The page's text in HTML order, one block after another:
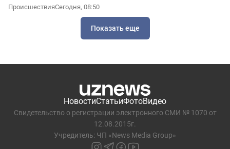
ПроисшествияСегодня, 08:50
Показать еще
НовостиСтатьиФотоВидео
Свидетельство о регистрации электронного СМИ № 1070 от
12.08.2015г.
Учредитель: ЧП «News Media Group»